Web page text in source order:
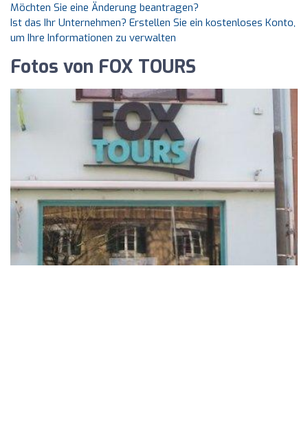
Möchten Sie eine Änderung beantragen?
Ist das Ihr Unternehmen? Erstellen Sie ein kostenloses Konto,
um Ihre Informationen zu verwalten
Fotos von FOX TOURS